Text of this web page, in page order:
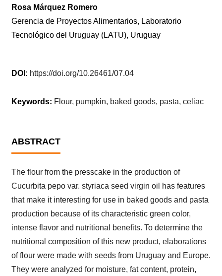
Rosa Márquez Romero
Gerencia de Proyectos Alimentarios, Laboratorio
Tecnológico del Uruguay (LATU), Uruguay
DOI: https://doi.org/10.26461/07.04
Keywords: Flour, pumpkin, baked goods, pasta, celiac
ABSTRACT
The flour from the presscake in the production of
Cucurbita pepo var. styriaca seed virgin oil has features
that make it interesting for use in baked goods and pasta
production because of its characteristic green color,
intense flavor and nutritional benefits. To determine the
nutritional composition of this new product, elaborations
of flour were made with seeds from Uruguay and Europe.
They were analyzed for moisture, fat content, protein,